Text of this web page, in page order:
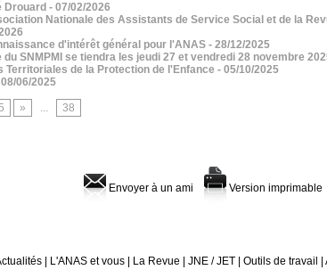
Drouard - 07/02/2026
Nationale des Assistants de Service Social et de la
d'intérêt général pour l'ANAS - 28/12/2025
du SNMPMI se tiendra les jeudi 27 et vendredi 28 novembre
Territoriales de la Protection de l'Enfance - 05/10/2025
06/2025
» ... 38
Envoyer à un ami Version imprimable
L'ANAS et vous La Revue JNE / JET Outils de travail